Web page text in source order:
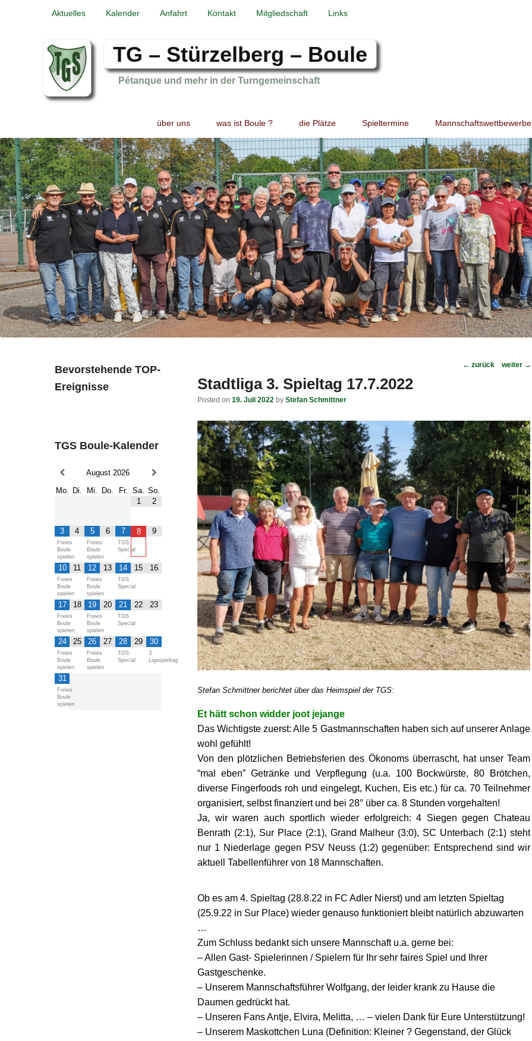
Aktuelles Kalender Anfahrt Kontakt Mitgliedschaft Links
TG – Stürzelberg – Boule
Pétanque und mehr in der Turngemeinschaft
primary
content
secondary
content
über uns was ist Boule ? die Plätze Spieltermine Mannschaftswettbewerbe
Post
← zurück weiter →
Stadtliga 3. Spieltag 17.7.2022
Posted on 19. Juli 2022 by Stefan Schmittner
Stefan Schmittner berichtet über das Heimspiel der TGS:
Et hätt schon widder joot jejange
Das Wichtigste zuerst: Alle 5 Gastmannschaften haben sich auf unserer Anlage
wohl gefühlt!
Von den plötzlichen Betriebsferien des Ökonoms überrascht, hat unser Team
“mal eben” Getränke und Verpflegung (u.a. 100 Bockwürste, 80 Brötchen,
diverse Fingerfoods roh und eingelegt, Kuchen, Eis etc.) für ca. 70 Teilnehmer
organisiert, selbst finanziert und bei 28° über ca. 8 Stunden vorgehalten!
Ja, wir waren auch sportlich wieder erfolgreich: 4 Siegen gegen Chateau
Benrath (2:1), Sur Place (2:1), Grand Malheur (3:0), SC Unterbach (2:1) steht
nur 1 Niederlage gegen PSV Neuss (1:2) gegenüber: Entsprechend sind wir
aktuell Tabellenführer von 18 Mannschaften.
Ob es am 4. Spieltag (28.8.22 in FC Adler Nierst) und am letzten Spieltag
(25.9.22 in Sur Place) wieder genauso funktioniert bleibt natürlich abzuwarten
…
Zum Schluss bedankt sich unsere Mannschaft u.a. gerne bei:
– Allen Gast- Spielerinnen / Spielern für Ihr sehr faires Spiel und Ihrer
Gastgeschenke.
– Unserem Mannschaftsführer Wolfgang, der leider krank zu Hause die
Daumen gedrückt hat.
– Unseren Fans Antje, Elvira, Melitta, … – vielen Dank für Eure Unterstützung!
– Unserem Maskottchen Luna (Definition: Kleiner ? Gegenstand, der Glück
Bevorstehende TOP-
Ereignisse
TGS Boule-Kalender
August 2026
Mo. Di. Mi. Do. Fr. Sa. So.
1
2
3
Freies
Boule
spielen
4 5
Freies
Boule
spielen
6 7
TGS
Special
8 9
10
Freies
Boule
spielen
11 12
Freies
Boule
spielen
13 14
TGS
Special
15 16
17
Freies
Boule
spielen
18 19
Freies
Boule
spielen
20 21
TGS
Special
22 23
24
Freies
Boule
spielen
25 26
Freies
Boule
spielen
27 28
TGS
Special
29 30
3.
Ligaspieltag
31
Freies
Boule
spielen